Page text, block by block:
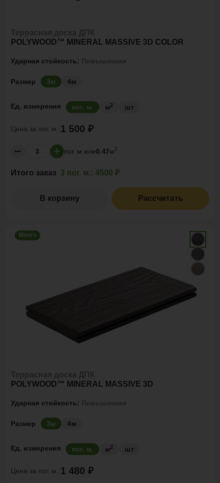
POLYWOOD™ MINERAL MASSIVE 3D COLOR
Ударная стойкость:
Размер 3м 4м
Ед. измерения пог. м. м2 шт
Цена за пог. м.:1 500 ₽
пог. м. или0.47м2
Итого заказ 3 пог. м.: 4500 ₽
В корзину Рассчитать
Много
POLYWOOD™ MINERAL MASSIVE 3D
Ударная стойкость:
Размер 3м 4м
Ед. измерения пог. м. м2 шт
Цена за пог. м.:1 480 ₽